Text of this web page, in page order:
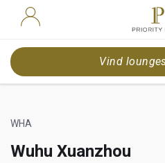
Vind
WHA
Wuhu Xuanzhou